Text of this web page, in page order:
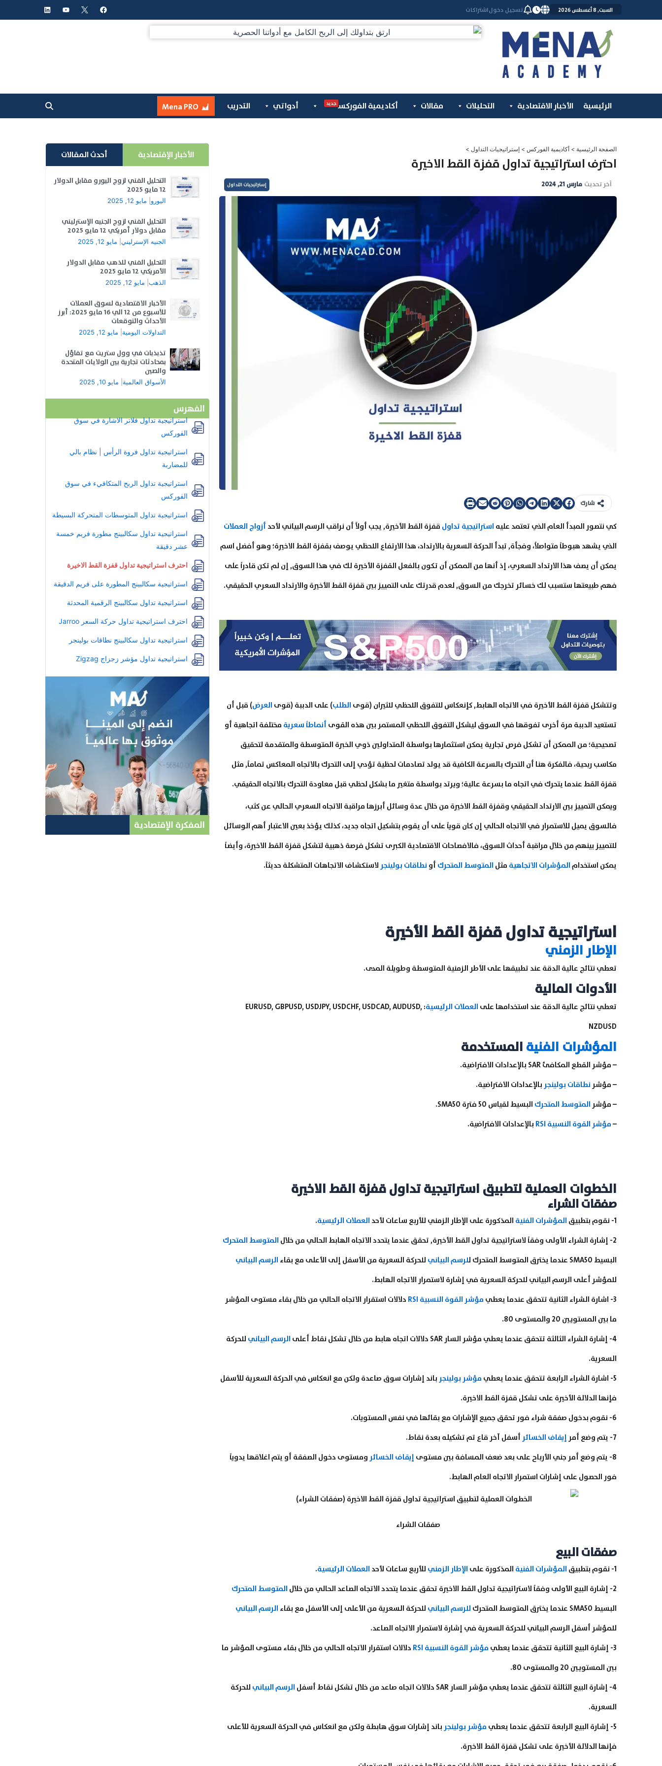
إلى
السبت, 8 أغسطس 2026 تسجيل دخولاشتراكات
F
a
c
Y
o
u
L
i
n
الرئيسية الأخبار الاقتصادية التحليلات مقالات أكاديمية الفوركس جديد أدواتي التدريب Mena PRO
الصفحة الرئيسية > أكاديمية الفوركس > إستراتيجيات التداول >
احترف استراتيجية تداول قفزة القط الاخيرة
آخر تحديث مارس 21, 2024 إستراتيجيات التداول
شارك
كي نتصور المبدأ العام الذي تعتمد عليه استراتيجية تداول قفزة القط الأخيرة, يجب أولاً أن نراقب الرسم البياني لأحد أزواج العملات
الذي يشهد هبوطاً متواصلاً، وفجأة, تبدأ الحركة السعرية بالارتداد، هذا الارتفاع اللحظي يوصف بقفزة القط الاخيرة؛ وهو أفضل اسم
يمكن أن يصف هذا الارتداد السعري، إذ أنها من الممكن أن تكون بالفعل القفزة الأخيرة لك في هذا السوق, إن لم تكن قادراً على
فهم طبيعتها ستسبب لك خسائر تخرجك من السوق, لعدم قدرتك على التمييز بين قفزة القط الأخيرة والارتداد السعري الحقيقي.
وتتشكل قفزة القط الأخيرة في الاتجاه الهابط, كإنعكاس للتفوق اللحظي للثيران (قوى الطلب) على الدببة (قوى العرض) قبل أن
تستعيد الدببة مرة أخرى تفوقها في السوق ليشكل التفوق اللحظي المستمر بين هذه القوى أنماطاً سعرية مختلفة اتجاهية أو
تصحيحية؛ من الممكن أن تشكل فرص تجارية يمكن استثمارها بواسطة المتداولين ذوي الخبرة المتوسطة والمتقدمة لتحقيق
مكاسب ربحية، فالفكرة هنا أن التحرك بالسرعة الكافية قد يولد تصادمات لحظية تؤدي إلى التحرك بالاتجاه المعاكس تماماً, مثل
قفزة القط عندما يتحرك في اتجاه ما بسرعة عالية؛ ويرتد بواسطة متغير ما بشكل لحظي قبل معاودة التحرك بالاتجاه الحقيقي.
ويمكن التمييز بين الارتداد الحقيقي وقفزة القط الاخيرة من خلال عدة وسائل أبرزها مراقبة الاتجاه السعري الحالي عن كثب،
فالسوق يميل للاستمرار في الاتجاه الحالي إن كان قوياً على أن يقوم بتشكيل اتجاه جديد، كذلك يؤخذ بعين الاعتبار أهم الوسائل
للتمييز بينهم من خلال مراقبة أحداث السوق، فالافصاحات الاقتصادية الكبرى تشكل فرصة ذهبية لتشكل قفزة القط الاخيرة، وأيضاً
يمكن استخدام المؤشرات الاتجاهية مثل المتوسط المتحرك أو نطاقات بولينجر لاستكشاف الاتجاهات المتشكلة حديثاً.
استراتيجية تداول قفزة القط الأخيرة
الإطار الزمني
تعطي نتائج عالية الدقة عند تطبيقها على الأطر الزمنية المتوسطة وطويلة المدى.
الأدوات المالية
تعطي نتائج عالية الدقة عند استخدامها على العملات الرئيسية : EURUSD, GBPUSD, USDJPY, USDCHF, USDCAD, AUDUSD,
NZDUSD
المؤشرات الفنية المستخدمة
– مؤشر القطع المكافئ SAR بالإعدادات الافتراضية.
– مؤشر نطاقات بولينجر بالإعدادات الافتراضية.
– مؤشر المتوسط المتحرك البسيط لقياس 50 فترة SMA50.
– مؤشر القوة النسبية RSI بالإعدادات الافتراضية.
الخطوات العملية لتطبيق استراتيجية تداول قفزة القط الاخيرة
صفقات الشراء
1- نقوم بتطبيق المؤشرات الفنية المذكورة على الإطار الزمني للأربع ساعات لأحد العملات الرئيسية.
2- إشارة الشراء الأولى وفقاً لاستراتيجية تداول القط الأخيرة, تحقق عندما يتحدد الاتجاه الهابط الحالي من خلال
المتوسط المتحرك
البسيط SMA50 عندما يخترق المتوسط المتحرك ل
لرسم البياني للحركة السعرية من الأسفل إلى الأعلى مع بقاء الرسم البياني
للمؤشر أعلى الرسم البياني للحركة السعرية في إشارة لاستمرار الاتجاه الهابط.
3- اشارة الشراء الثانية تتحقق عندما يعطي
مؤشر القوة النسبية RSI
دلالات استقرار الاتجاه الحالي من خلال بقاء مستوى المؤشر
ما بين المستويين 20 والمستوى 80.
4- إشارة الشراء الثالثة تتحقق عندما يعطي مؤشر السار SAR دلالات اتجاه هابط من خلال تشكل نقاط أعلى
الرسم البياني للحركة
السعرية.
5- اشارة الشراء الرابعة تتحقق عندما يعطي
مؤشر بولينجر باند إشارات سوق صاعدة ولكن مع انعكاس في الحركة السعرية للأسفل
فإنها الدلالة الأخيرة على تشكل قفزة القط الاخيرة.
6- نقوم بدخول صفقة شراء فور تحقق جميع الإشارات مع بقائها في نفس المستويات.
7- يتم وضع أمر
إيقاف الخسائر أسفل آخر قاع تم تشكيله بعدة نقاط.
8- يتم وضع أمر جني الأرباح على بعد ضعف المسافة بين مستوى
إيقاف الخسائر ومستوى دخول الصفقة أو يتم اغلاقها يدوياً
فور الحصول على إشارات استمرار الاتجاه العام الهابط.
صفقات الشراء
صفقات البيع
1- نقوم بتطبيق المؤشرات الفنية المذكورة على الإطار الزمني للأربع ساعات لأحد العملات الرئيسية.
2- إشارة البيع الأولى وفقاً لاستراتيجية تداول القط الاخيرة تحقق عندما يتحدد الاتجاه الصاعد الحالي من خلال
المتوسط المتحرك
البسيط SMA50 عندما يخترق المتوسط المتحرك
للرسم البياني للحركة السعرية من الأعلى إلى الأسفل مع بقاء الرسم البياني
للمؤشر أسفل الرسم البياني للحركة السعرية في إشارة لاستمرار الاتجاه الصاعد.
3- إشارة البيع الثانية تتحقق عندما يعطي
مؤشر القوة النسبية RSI
دلالات استقرار الاتجاه الحالي من خلال بقاء مستوى المؤشر ما
بين المستويين 20 والمستوى 80.
4- إشارة البيع الثالثة تتحقق عندما يعطي مؤشر السار SAR دلالات اتجاه صاعد من خلال تشكل نقاط أسفل
الرسم البياني للحركة
السعرية.
5- إشارة البيع الرابعة تتحقق عندما يعطي
مؤشر بولينجر باند إشارات سوق هابطة ولكن مع انعكاس في الحركة السعرية للأعلى
فإنها الدلالة الأخيرة على تشكل قفزة القط الاخيرة.
الأخبار الإقتصادية أحدث المقالات
التحليل الفني لزوج اليورو مقابل الدولار
12 مايو 2025
اليورو مايو 12, 2025
التحليل الفني لزوج الجنيه الإسترليني
مقابل دولار أمريكي 12 مايو 2025
الجنيه الإسترليني مايو 12, 2025
التحليل الفني للذهب مقابل الدولار
الأمريكي 12 مايو 2025
الذهب مايو 12, 2025
الأخبار الاقتصادية لسوق العملات
للأسبوع من 12 الي 16 مايو 2025: أبرز
الأحداث والتوقعات
التداولات اليومية مايو 12, 2025
تذبذبات في وول ستريت مع تفاؤل
بمحادثات تجارية بين الولايات المتحدة
والصين
الأسواق العالمية مايو 10, 2025
الفهرس
استراتيجية تداول فلاتر الاشارة في سوق
الفوركس
استراتيجية تداول فروة الرأس | نظام بالي
للمضاربة
استراتيجية تداول الربح المتكافيء في سوق
الفوركس
استراتيجية تداول المتوسطات المتحركة البسيطة
استراتيجية تداول سكالبينج مطورة فريم خمسة
عشر دقيقة
احترف استراتيجية تداول قفزة القط الاخيرة
استراتيجية سكالبينج المطورة على فريم الدقيقة
استراتيجية تداول سكالبينج الرقمية المحدثة
احترف استراتيجية تداول حركة السعر Jarroo
استراتيجية تداول سكالبينج نطاقات بولينجر
استراتيجية تداول مؤشر زجزاج Zigzag
المفكرة الإقتصادية